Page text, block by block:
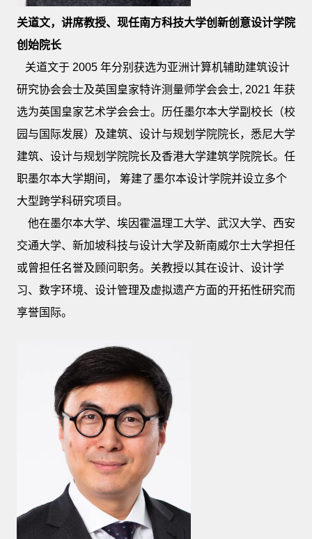
关道文，讲席教授、现任南方科技大学创新创意设计学院
创始院长
关道文于 2005 年分别获选为亚洲计算机辅助建筑设计
研究协会会士及英国皇家特许测量师学会会士, 2021 年获
选为英国皇家艺术学会会士。历任墨尔本大学副校长（校
园与国际发展）及建筑、设计与规划学院院长，悉尼大学
建筑、设计与规划学院院长及香港大学建筑学院院长。任
职墨尔本大学期间， 筹建了墨尔本设计学院并设立多个
大型跨学科研究项目。
他在墨尔本大学、埃因霍温理工大学、武汉大学、西安
交通大学、新加坡科技与设计大学及新南威尔士大学担任
或曾担任名誉及顾问职务。关教授以其在设计、设计学
习、数字环境、设计管理及虚拟遗产方面的开拓性研究而
享誉国际。